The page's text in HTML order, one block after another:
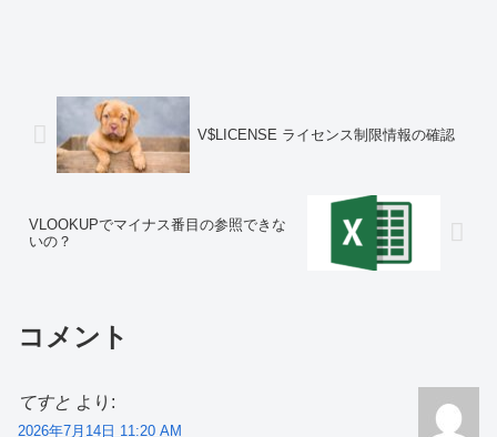
V$LICENSE ライセンス制限情報の確認
VLOOKUPでマイナス番目の参照できな
いの？
コメント
てすと より:
2026年7月14日 11:20 AM